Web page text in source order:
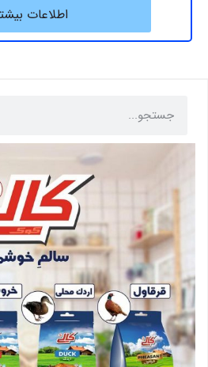
اطلاعات